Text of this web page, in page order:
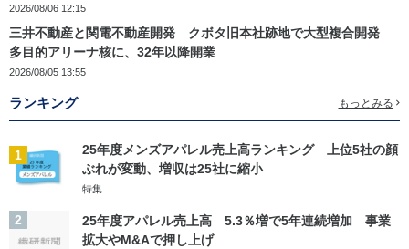
2026/08/06 12:15
三井不動産と関電不動産開発 クボタ旧本社跡地で大型複合開発
多目的アリーナ核に、32年以降開業
2026/08/05 13:55
ランキング もっとみる
1
25年度メンズアパレル売上高ランキング 上位5社の顔
ぶれが変動、増収は25社に縮小
特集
2
25年度アパレル売上高 5.3％増で5年連続増加 事業
拡大やM&Aで押し上げ